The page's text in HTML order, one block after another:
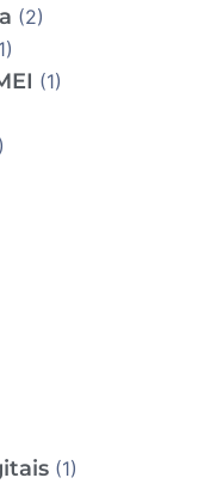
(2)
(1)
(1)